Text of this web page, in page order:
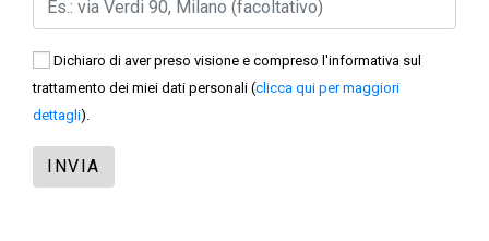
Dichiaro di aver preso visione e compreso l'informativa sul
trattamento dei miei dati personali (clicca qui per maggiori
dettagli).